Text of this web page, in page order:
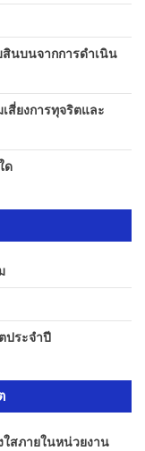
สินบนจากการดำเนิน
สี่ยงการทุจริตและ
ด
ประจำปี
สภายในหน่วยงาน